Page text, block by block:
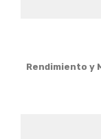
Rendimiento y